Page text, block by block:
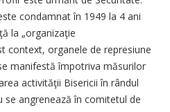
condamnat în 1949 la 4 ani
la „organizaţie
context, organele de represiune
manifestă împotriva măsurilor
activităţii Bisericii în rândul
angrenează în comitetul de